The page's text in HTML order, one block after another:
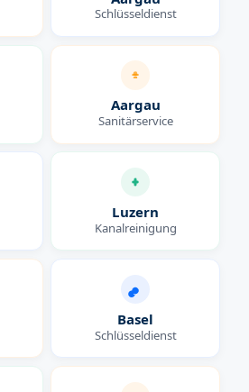
Schlüsseldienst
Aargau
Sanitärservice
Luzern
Kanalreinigung
Basel
Schlüsseldienst